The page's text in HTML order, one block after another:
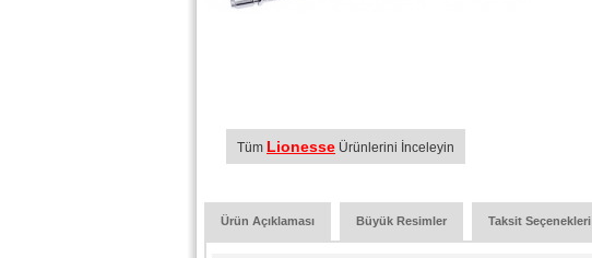
Tüm Lionesse Ürünlerini İnceleyin
Ürün Açıklaması Büyük Resimler Taksit Seçenekleri